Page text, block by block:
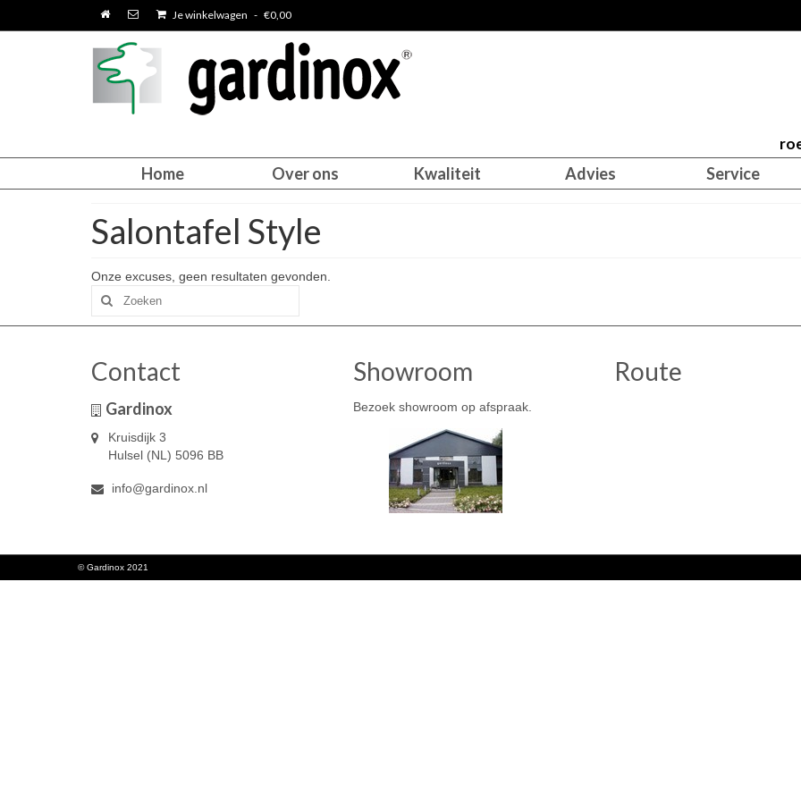
Je winkelwagen - €0,00
Home Over ons Kwaliteit Advies Service
Salontafel Style
Onze excuses, geen resultaten gevonden.
Zoeken
naar:
Contact
Gardinox
Kruisdijk 3
Hulsel (NL) 5096 BB
info@gardinox.nl
Showroom
Bezoek showroom op afspraak.
Route
© Gardinox 2021